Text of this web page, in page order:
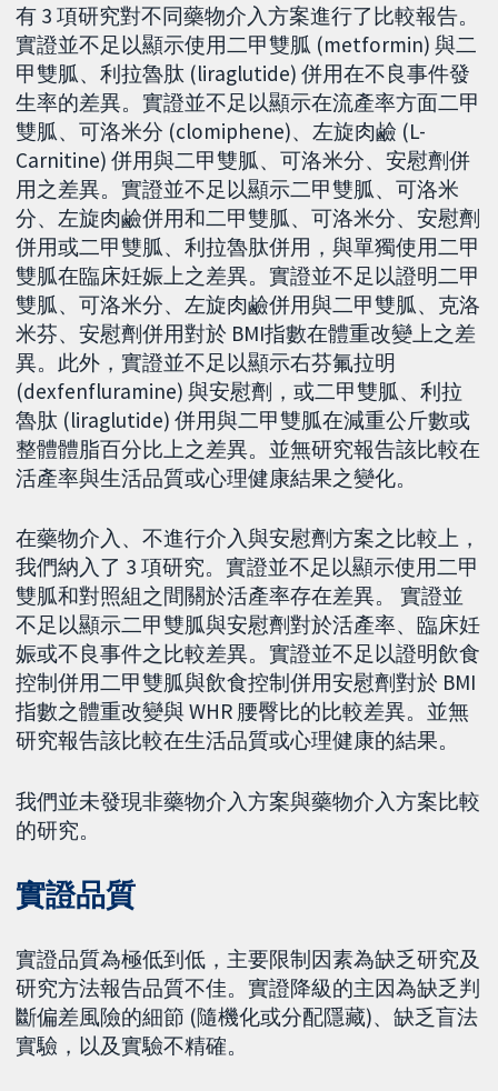
有 3 項研究對不同藥物介入方案進行了比較報告。
實證並不足以顯示使用二甲雙胍 (metformin) 與二
甲雙胍、利拉魯肽 (liraglutide) 併用在不良事件發
生率的差異。實證並不足以顯示在流產率方面二甲
雙胍、可洛米分 (clomiphene)、左旋肉鹼 (L-
Carnitine) 併用與二甲雙胍、可洛米分、安慰劑併
用之差異。實證並不足以顯示二甲雙胍、可洛米
分、左旋肉鹼併用和二甲雙胍、可洛米分、安慰劑
併用或二甲雙胍、利拉魯肽併用，與單獨使用二甲
雙胍在臨床妊娠上之差異。實證並不足以證明二甲
雙胍、可洛米分、左旋肉鹼併用與二甲雙胍、克洛
米芬、安慰劑併用對於 BMI指數在體重改變上之差
異。此外，實證並不足以顯示右芬氟拉明
(dexfenfluramine) 與安慰劑，或二甲雙胍、利拉
魯肽 (liraglutide) 併用與二甲雙胍在減重公斤數或
整體體脂百分比上之差異。並無研究報告該比較在
活產率與生活品質或心理健康結果之變化。
在藥物介入、不進行介入與安慰劑方案之比較上，
我們納入了 3 項研究。實證並不足以顯示使用二甲
雙胍和對照組之間關於活產率存在差異。 實證並
不足以顯示二甲雙胍與安慰劑對於活產率、臨床妊
娠或不良事件之比較差異。實證並不足以證明飲食
控制併用二甲雙胍與飲食控制併用安慰劑對於 BMI
指數之體重改變與 WHR 腰臀比的比較差異。並無
研究報告該比較在生活品質或心理健康的結果。
我們並未發現非藥物介入方案與藥物介入方案比較
的研究。
實證品質
實證品質為極低到低，主要限制因素為缺乏研究及
研究方法報告品質不佳。實證降級的主因為缺乏判
斷偏差風險的細節 (隨機化或分配隱藏)、缺乏盲法
實驗，以及實驗不精確。